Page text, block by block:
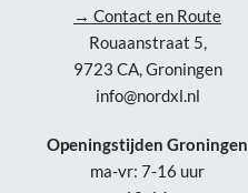
→ Contact en Route
Rouaanstraat 5,
9723 CA, Groningen
info@nordxl.nl
Openingstijden Groningen
ma-vr: 7-16 uur